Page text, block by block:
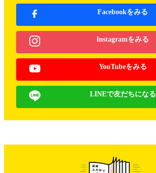
Facebookをみる
Instagramをみる
YouTubeをみる
LINEで友だちになる